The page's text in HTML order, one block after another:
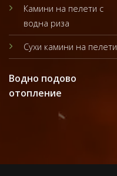
Камини на пелети с
водна риза
Сухи камини на пелети
Водно подово
отопление